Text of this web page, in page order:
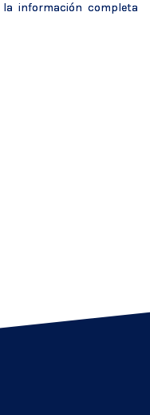
información completa